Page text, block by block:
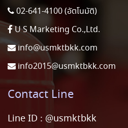
02-641-4100 (อัตโนมัติ)
U S Marketing Co.,Ltd.
info@usmktbkk.com
info2015@usmktbkk.com
Contact Line
Line ID : @usmktbkk